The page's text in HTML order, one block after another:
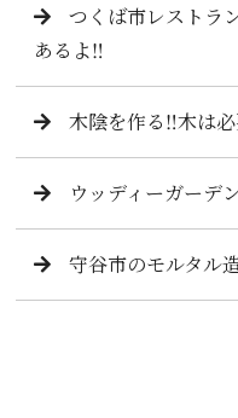
つくば市レストラ
あるよ‼️
木陰を作る‼️木は
ウッディーガーデ
守谷市のモルタル